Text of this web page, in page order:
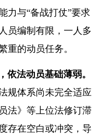
力与“备战打仗”要求
员编制有限，一人多
重的动员任务。
依法动员基础薄弱。
规体系尚未完全适应
法》等上位法修订滞
存在空白或冲突，导